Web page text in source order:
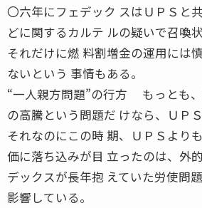
〇六年にフェデック スはＵＰＳと
どに関するカルテ ルの疑いで召喚
それだけに燃 料割増金の運用には
ないという 事情もある。
“一人親方問題”の行方 もっとも
の高騰という問題だ けなら、ＵＰ
それなのにこの時 期、ＵＰＳより
価に落ち込みが目 立ったのは、外
デックスが長年抱 えていた労使問
影響している。